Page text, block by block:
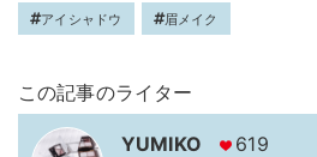
アイシャドウ 眉メイク
この記事のライター
YUMIKO 619